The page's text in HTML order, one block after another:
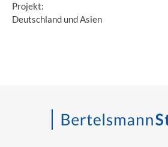
Projekt:
Deutschland und Asien